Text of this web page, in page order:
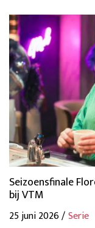
Seizoensfinale
bij VTM
25 juni 2026 /Serie